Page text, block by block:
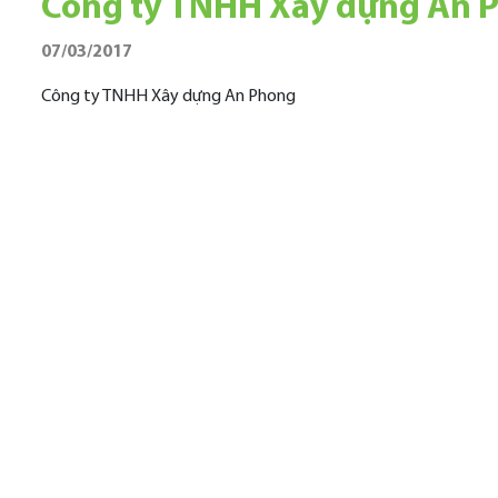
Công ty TNHH Xây dựng An
07/03/2017
Công ty TNHH Xây dựng An Phong